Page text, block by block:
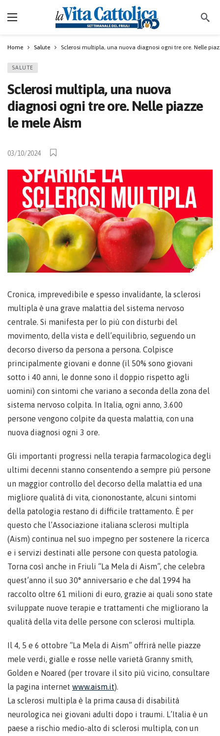
Home Salute Sclerosi multipla, una nuova diagnosi ogni tre ore. Nelle
SALUTE
Sclerosi multipla, una nuova
diagnosi ogni tre ore. Nelle piazze
le mele Aism
03/10/2024
Cronica, imprevedibile e spesso invalidante, la sclerosi
multipla è una grave malattia del sistema nervoso
centrale. Si manifesta per lo più con disturbi del
movimento, della vista e dell’equilibrio, seguendo un
decorso diverso da persona a persona. Colpisce
principalmente giovani e donne (il 50% sono giovani
sotto i 40 anni, le donne sono il doppio rispetto agli
uomini) con sintomi che variano a seconda della zona del
sistema nervoso colpita. In Italia, ogni anno, 3.600
persone vengono colpite da questa malattia, con una
nuova diagnosi ogni 3 ore.
Gli importanti progressi nella terapia farmacologica degli
ultimi decenni stanno consentendo a sempre più persone
un maggior controllo del decorso della malattia ed una
migliore qualità di vita, ciononostante, alcuni sintomi
della patologia restano di difficile trattamento. È per
questo che l’Associazione italiana sclerosi multipla
(Aism) continua nel suo impegno per sostenere la ricerca
e i servizi destinati alle persone con questa patologia.
Torna così anche in Friuli “La Mela di Aism”, che celebra
quest’anno il suo 30° anniversario e che dal 1994 ha
raccolto oltre 61 milioni di euro, grazie ai quali sono state
sviluppate nuove terapie e trattamenti che migliorano la
qualità della vita delle persone con sclerosi multipla.
Il 4, 5 e 6 ottobre “La Mela di Aism” offrirà nelle piazze
mele verdi, gialle e rosse nelle varietà Granny smith,
Golden e Noared (per trovare il sito più vicino, consultare
la pagina internet www.aism.it).
La sclerosi multipla è la prima causa di disabilità
neurologica nei giovani adulti dopo i traumi. L’Italia è un
paese a rischio medio-alto di sclerosi multipla, con un